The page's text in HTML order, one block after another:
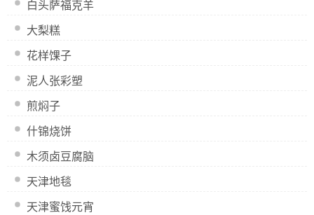
白头萨福克羊
大梨糕
花样馃子
泥人张彩塑
煎焖子
什锦烧饼
木须卤豆腐脑
天津地毯
天津蜜饯元宵